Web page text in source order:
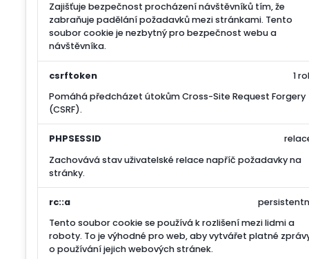
Zajišťuje bezpečnost procházení návštěvníků tím, že
zabraňuje padělání požadavků mezi stránkami. Tento
soubor cookie je nezbytný pro bezpečnost webu a
návštěvníka.
csrftoken
Pomáhá předcházet útokům Cross-Site Request Forgery
(CSRF).
1
PHPSESSID
Zachovává stav uživatelské relace napříč požadavky na
stránky.
rc::a
Tento soubor cookie se používá k rozlišení mezi lidmi a
roboty. To je výhodné pro web, aby vytvářet platné
o používání jejich webových stránek.